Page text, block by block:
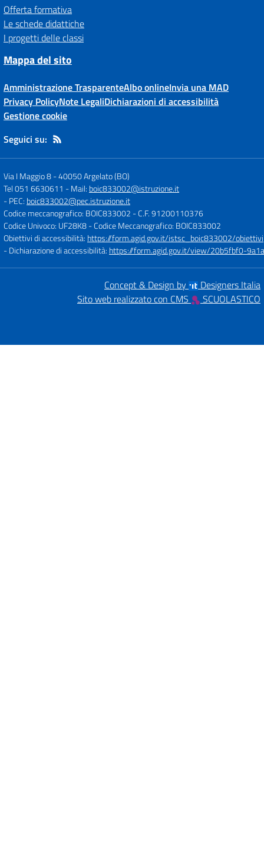
Offerta formativa
Le schede didattiche
I progetti delle classi
Mappa del sito
Amministrazione TrasparenteAlbo onlineInvia una MAD
Privacy PolicyNote LegaliDichiarazioni di accessibilità
Gestione cookie
Seguici su:
Via I Maggio 8-40050 Argelato (BO)
Tel 051 6630611 - Mail: boic833002@istruzione.it
- PEC: boic833002@pec.istruzione.it
Codice meccanografico: BOIC833002 - C.F. 91200110376
Codice Univoco: UF28K8- Codice Meccanografico: BOIC833002
Obiettivi di accessibilità: https://form.agid.gov.it/istsc_boic833002/obiettivi
- Dichiarazione di accessibilità: https://form.agid.gov.it/view/20b5fbf0-
Concept & Design by
Designers Italia
Sito web realizzato con CMS
SCUOLASTICO